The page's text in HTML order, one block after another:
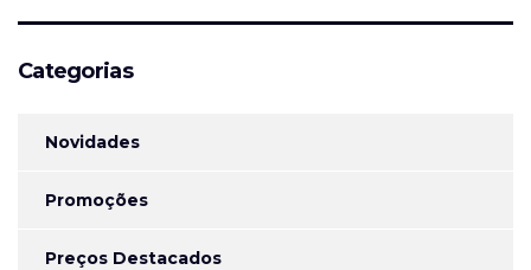
Categorias
Novidades
Promoções
Preços Destacados